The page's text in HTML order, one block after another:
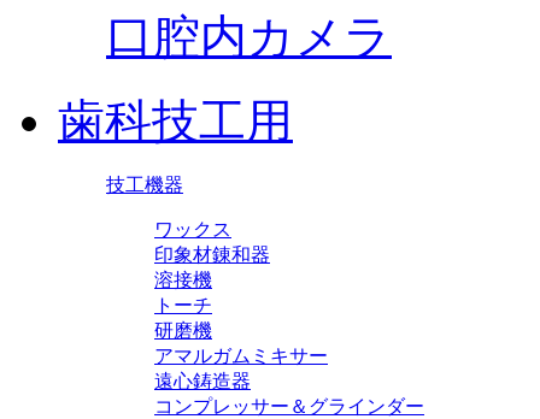
口腔内カメラ
歯科技工用
技工機器
ワックス
印象材錬和器
溶接機
トーチ
研磨機
アマルガムミキサー
遠心鋳造器
コンプレッサー＆グラインダー